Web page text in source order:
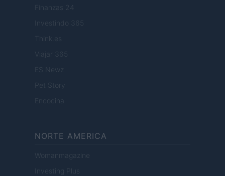
Finanzas 24
Investindo 365
Think.es
Viajar 365
ES Newz
Pet Story
Encocina
NORTE AMERICA
Womanmagazine
Investing Plus